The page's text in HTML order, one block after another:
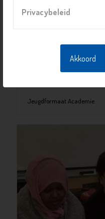
Privacybeleid
Akkoord
Jeugdformaat Academie